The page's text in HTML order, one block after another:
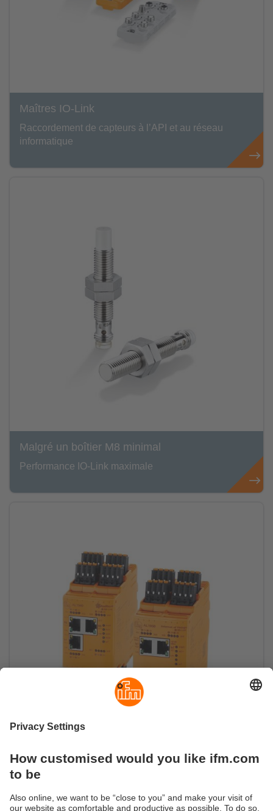
Maîtres IO-Link
Raccordement de capteurs à l’API et au réseau
informatique
Malgré un boîtier M8 minimal
Performance IO-Link maximale
Maître IO-Link CabinetLine
l’armoire électrique